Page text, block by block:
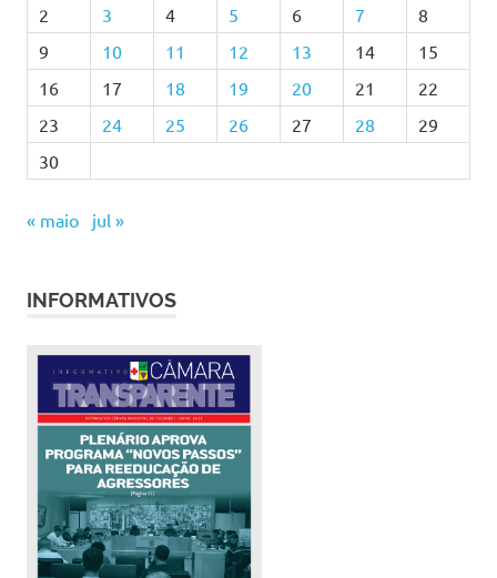
2
3 4 5 6 7
8
9
10 11 12 13 14
15
16
17 18 19 20 21
22
23
24 25 26 27 28
29
30
« maio jul »
INFORMATIVOS